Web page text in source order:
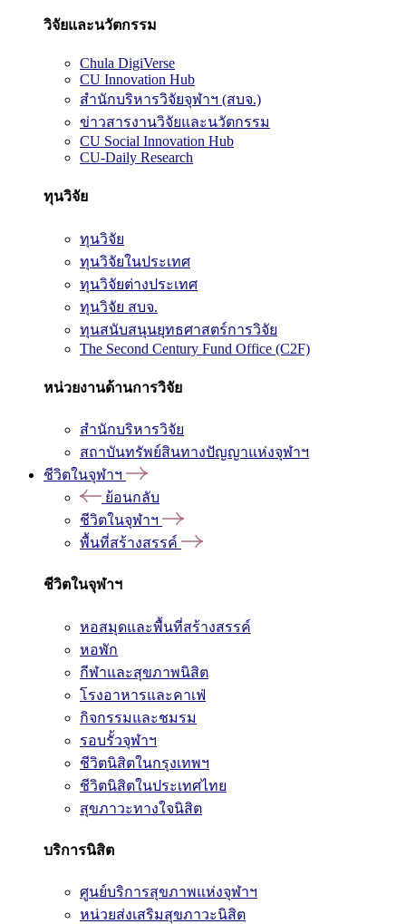
วิจัยและนวัตกรรม
Chula DigiVerse
CU Innovation Hub
สำนักบริหารวิจัยจุฬาฯ (สบจ.)
ข่าวสารงานวิจัยและนวัตกรรม
CU Social Innovation Hub
CU-Daily Research
ทุนวิจัย
ทุนวิจัย
ทุนวิจัยในประเทศ
ทุนวิจัยต่างประเทศ
ทุนวิจัย สบจ.
ทุนสนับสนุนยุทธศาสตร์การวิจัย
The Second Century Fund Office (C2F)
หน่วยงานด้านการวิจัย
สำนักบริหารวิจัย
สถาบันทรัพย์สินทางปัญญาแห่งจุฬาฯ
ชีวิตในจุฬาฯ
ย้อนกลับ
ชีวิตในจุฬาฯ
พื้นที่สร้างสรรค์
ชีวิตในจุฬาฯ
หอสมุดและพื้นที่สร้างสรรค์
หอพัก
กีฬาและสุขภาพนิสิต
โรงอาหารและคาเฟ่
กิจกรรมและชมรม
รอบรั้วจุฬาฯ
ชีวิตนิสิตในกรุงเทพฯ
ชีวิตนิสิตในประเทศไทย
สุขภาวะทางใจนิสิต
บริการนิสิต
ศูนย์บริการสุขภาพแห่งจุฬาฯ
หน่วยส่งเสริมสุขภาวะนิสิต